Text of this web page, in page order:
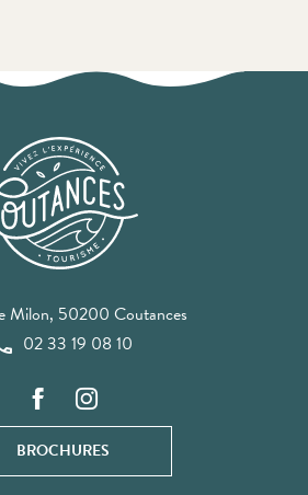
Milon, 50200 Coutances
02 33 19 08 10
BROCHURES